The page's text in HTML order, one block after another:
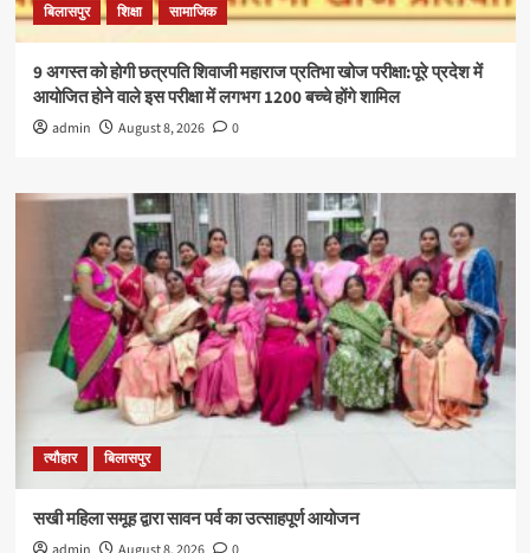
बिलासपुर शिक्षा सामाजिक
9 अगस्त को होगी छत्रपति शिवाजी महाराज प्रतिभा खोज परीक्षा:पूरे प्रदेश में
आयोजित होने वाले इस परीक्षा में लगभग 1200 बच्चे होंगे शामिल
admin August 8, 2026 0
त्यौहार बिलासपुर
सखी महिला समूह द्वारा सावन पर्व का उत्साहपूर्ण आयोजन